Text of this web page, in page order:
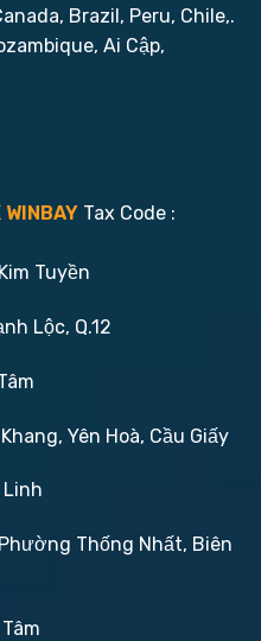
Brazil, Peru, Chile,.
Ai Cập,
Tax Code :
Tuyền
Lộc, Q.12
Yên Hoà, Cầu Giấy
Linh
Thống Nhất, Biên